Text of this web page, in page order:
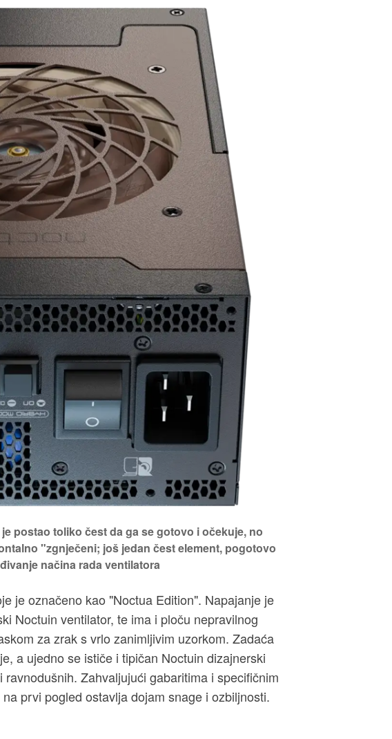
postao toliko čest da ga se gotovo i očekuje, no
"zgnječeni; još jedan čest element, pogotovo
načina rada ventilatora
je označeno kao "Noctua Edition". Napajanje je
Noctuin ventilator, te ima i ploču nepravilnog
za zrak s vrlo zanimljivim uzorkom. Zadaća
a ujedno se ističe i tipičan Noctuin dizajnerski
Zahvaljujući gabaritima i specifičnim
prvi pogled ostavlja dojam snage i ozbiljnosti.